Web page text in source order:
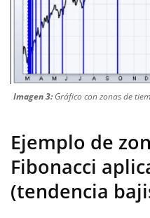
Imagen 3: Gráfico con zonas de
Ejemplo de
Fibonacci
(tendencia